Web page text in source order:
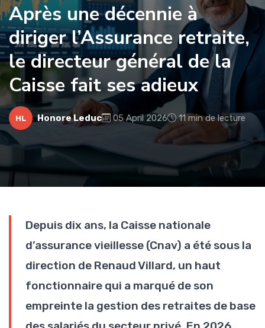
Après une décennie à
diriger l’Assurance retraite,
le directeur général de la
Caisse fait ses adieux
HL Honore Leduc 05 April 2026 11 min de lecture
Depuis dix ans, la Caisse nationale
d’assurance vieillesse (Cnav) a été sous la
direction de Renaud Villard, un haut
fonctionnaire qui a marqué de son
empreinte la gestion des retraites de base